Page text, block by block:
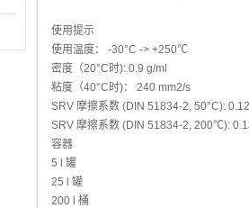
使用提示
使用温度： -30°C -> +250℃
密度（20°C时): 0.9 g/ml
粘度（40°C时)： 240 mm2/s
SRV 摩擦系数 (DIN 51834-2, 50°C):
SRV 摩擦系数 (DIN 51834-2, 200℃):
容器
5 l 罐
25 l 罐
200 l 桶